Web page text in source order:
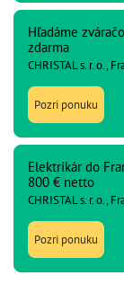
Hľadáme
zdarma
CHRISTAL s. r. o.,
Pozri ponuku
Elektrikár do
800 € netto
CHRISTAL s. r. o.,
Pozri ponuku